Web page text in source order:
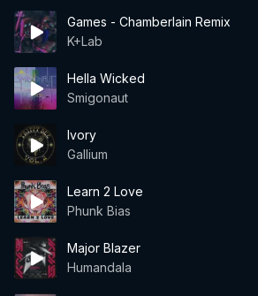
Games - Chamberlain Remix
K+Lab
Hella Wicked
Smigonaut
Ivory
Gallium
Learn 2 Love
Phunk Bias
Major Blazer
Humandala